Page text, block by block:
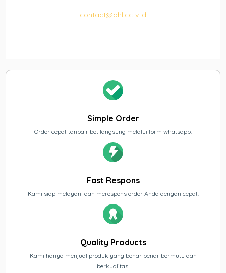
contact@ahlicctv.id
Simple Order
Order cepat tanpa ribet langsung melalui form whatsapp.
Fast Respons
Kami siap melayani dan merespons order Anda dengan cepat.
Quality Products
Kami hanya menjual produk yang benar benar bermutu dan
berkualitas.